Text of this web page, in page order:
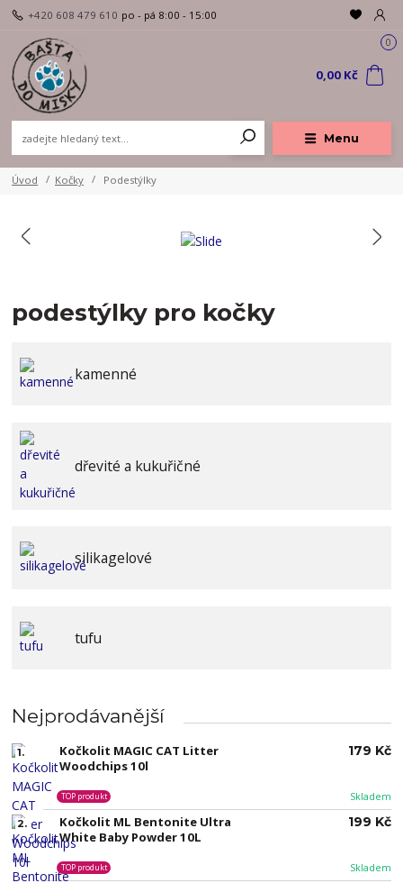
Menu
+420 608 479 610 po - pá 8:00 - 15:00
0
0,00 Kč
Úvod Kočky Podestýlky
podestýlky pro kočky
kamenné
dřevité a kukuřičné
silikagelové
tufu
Nejprodávanější
1.
Kočkolit MAGIC CAT Litter
Woodchips 10l
Skladem
TOP produkt
179 Kč
2.
Kočkolit ML Bentonite Ultra
White Baby Powder 10L
Skladem
TOP produkt
199 Kč